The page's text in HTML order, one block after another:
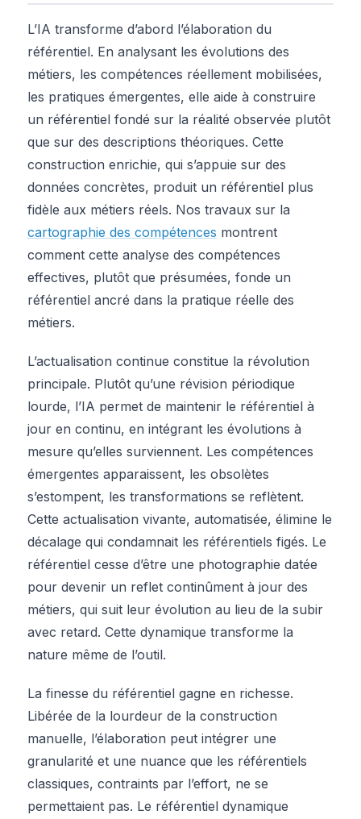
L’IA transforme d’abord l’élaboration du
référentiel. En analysant les évolutions des
métiers, les compétences réellement mobilisées,
les pratiques émergentes, elle aide à construire
un référentiel fondé sur la réalité observée plutôt
que sur des descriptions théoriques. Cette
construction enrichie, qui s’appuie sur des
données concrètes, produit un référentiel plus
fidèle aux métiers réels. Nos travaux sur la
cartographie des compétences montrent
comment cette analyse des compétences
effectives, plutôt que présumées, fonde un
référentiel ancré dans la pratique réelle des
métiers.
L’actualisation continue constitue la révolution
principale. Plutôt qu’une révision périodique
lourde, l’IA permet de maintenir le référentiel à
jour en continu, en intégrant les évolutions à
mesure qu’elles surviennent. Les compétences
émergentes apparaissent, les obsolètes
s’estompent, les transformations se reflètent.
Cette actualisation vivante, automatisée, élimine le
décalage qui condamnait les référentiels figés. Le
référentiel cesse d’être une photographie datée
pour devenir un reflet continûment à jour des
métiers, qui suit leur évolution au lieu de la subir
avec retard. Cette dynamique transforme la
nature même de l’outil.
La finesse du référentiel gagne en richesse.
Libérée de la lourdeur de la construction
manuelle, l’élaboration peut intégrer une
granularité et une nuance que les référentiels
classiques, contraints par l’effort, ne se
permettaient pas. Le référentiel dynamique